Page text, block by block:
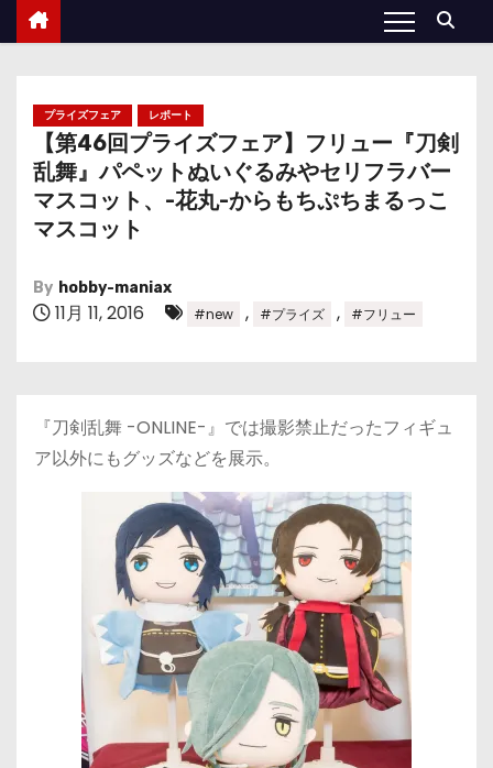
プライズフェア レポート
【第46回プライズフェア】フリュー『刀剣
乱舞』パペットぬいぐるみやセリフラバー
マスコット、-花丸-からもちぷちまるっこ
マスコット
By hobby-maniax
11月 11, 2016 #new , #プライズ , #フリュー
『刀剣乱舞 -ONLINE-』では撮影禁止だったフィギュ
ア以外にもグッズなどを展示。